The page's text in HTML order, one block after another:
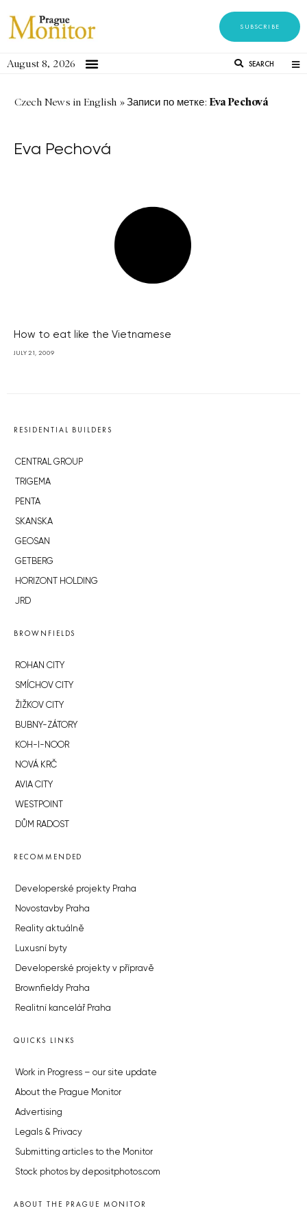
SUBSCRIBE
August 8, 2026 SEARCH
Czech News in English »Записи по метке: Eva Pechová
Eva Pechová
How to eat like the Vietnamese
JULY 21, 2009
RESIDENTIAL BUILDERS
CENTRAL GROUP
TRIGEMA
PENTA
SKANSKA
GEOSAN
GETBERG
HORIZONT HOLDING
JRD
BROWNFIELDS
ROHAN CITY
SMÍCHOV CITY
ŽIŽKOV CITY
BUBNY-ZÁTORY
KOH-I-NOOR
NOVÁ KRČ
AVIA CITY
WESTPOINT
DŮM RADOST
RECOMMENDED
Developerské projekty Praha
Novostavby Praha
Reality aktuálně
Luxusní byty
Developerské projekty v přípravě
Brownfieldy Praha
Realitní kancelář Praha
QUICKS LINKS
Work in Progress – our site update
About the Prague Monitor
Advertising
Legals & Privacy
Submitting articles to the Monitor
Stock photos by depositphotos.com
ABOUT THE PRAGUE MONITOR